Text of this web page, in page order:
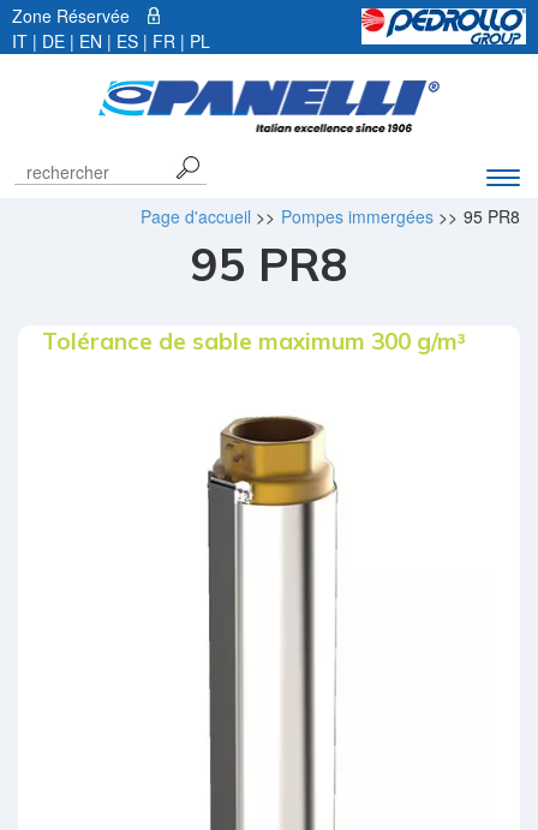
Zone Réservée
IT | DE | EN | ES | FR | PL
95 PR8
Pompes immergées >>
Page d'accueil >>
95 PR8
Tolérance de sable maximum 300 g/m³